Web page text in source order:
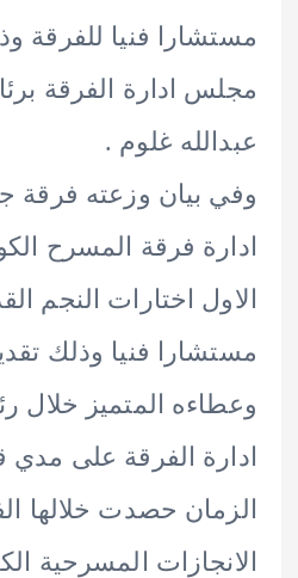
فنيا للفرقة وذلك اثر
ادارة الفرقة برئاسة
غلوم .
بيان وزعته فرقة جاء
فرقة المسرح الكويتي
اختارات النجم القدير
فنيا وذلك تقدير
المتميز خلال رئاسته
الفرقة على مدي قرابة
حصدت خلالها الفرقة
المسرحية الكبري